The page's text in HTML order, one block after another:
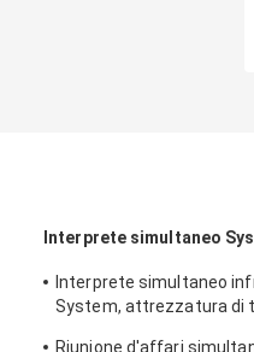
Interprete simultaneo
Interprete simultaneo
System, attrezzatura di
Riunione d'affari